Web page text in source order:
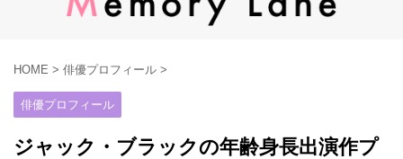
HOME > 俳優プロフィール >
俳優プロフィール
ジャック・ブラックの年齢身長出演作プ